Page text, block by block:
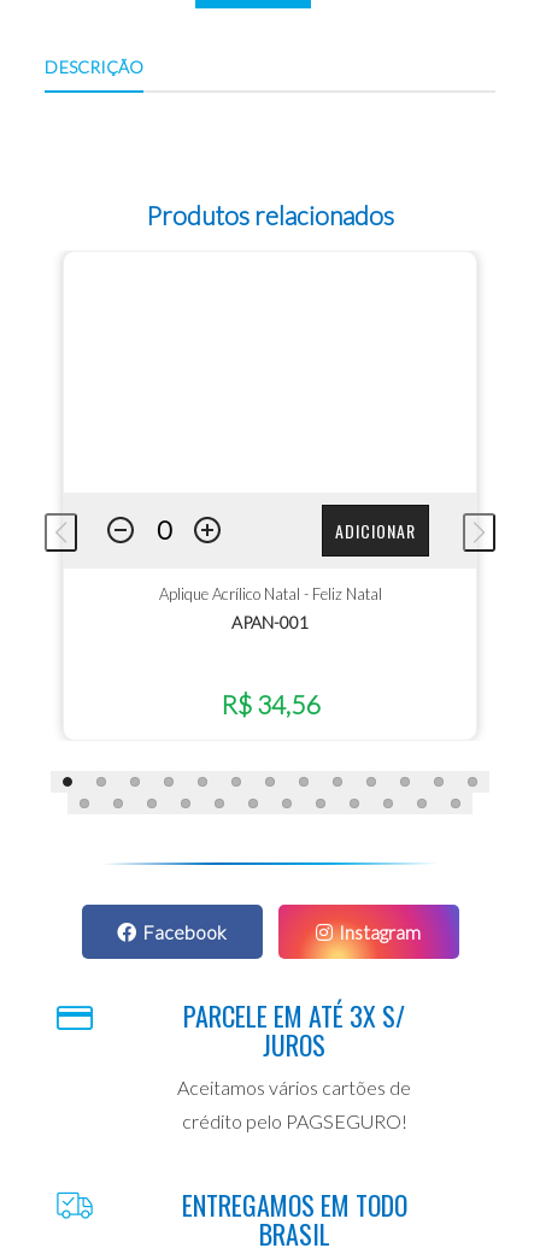
DESCRIÇÃO
Produtos relacionados
ADICIONAR
Aplique Acrílico Natal - Feliz Natal
APAN-001
R$ 34,56
Facebook Instagram
PARCELE EM ATÉ 3X S/
JUROS
Aceitamos vários cartões de
crédito pelo PAGSEGURO!
ENTREGAMOS EM TODO
BRASIL